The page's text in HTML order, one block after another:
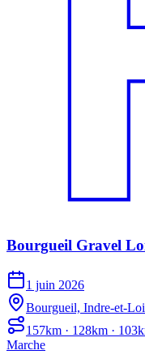
Bourgueil Gravel
1 juin 2026
Bourgueil, Indre-et-
157km · 128km ·
Marche